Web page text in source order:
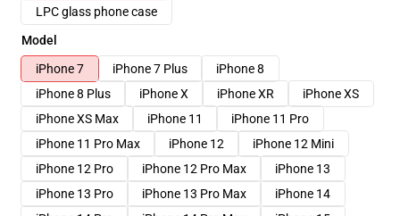
LPC glass phone case
Model
iPhone 7
iPhone 7 Plus
iPhone 8
iPhone 8 Plus
iPhone X iPhone XR
iPhone XS
iPhone XS Max
iPhone 11
iPhone 11 Pro
iPhone 11 Pro Max
iPhone 12
iPhone 12 Mini
iPhone 12 Pro
iPhone 12 Pro Max
iPhone 13
iPhone 13 Pro
iPhone 13 Pro Max
iPhone 14